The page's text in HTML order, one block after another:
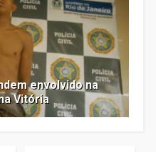
envolvido na
Vitória